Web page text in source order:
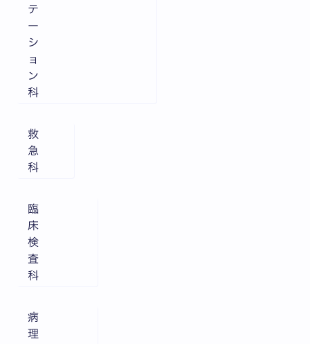
テ
ー
シ
ョ
ン
科
救
急
科
臨
床
検
査
科
病
理